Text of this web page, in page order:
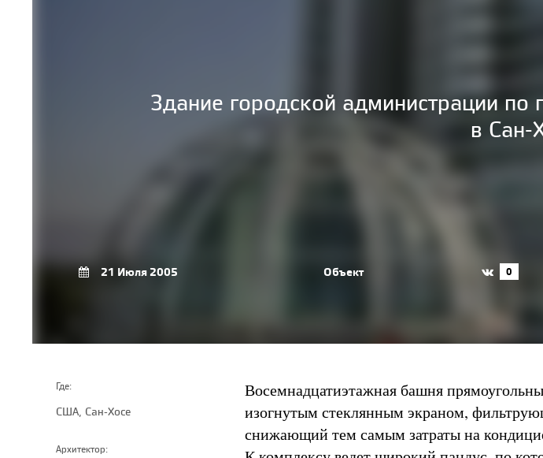
Здание городской администрации
в Сан-
21 Июля 2005 Объект 0
Где:
США, Сан-Хосе
Архитектор:
Восемнадцатиэтажная башня
изогнутым стеклянным экраном,
снижающий тем самым затраты на